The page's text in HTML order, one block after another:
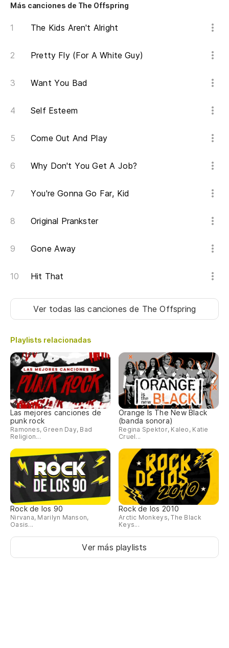
Más canciones de The Offspring
The Kids Aren't Alright
Pretty Fly (For A White Guy)
Want You Bad
Self Esteem
Come Out And Play
Why Don't You Get A Job?
You're Gonna Go Far, Kid
Original Prankster
Gone Away
Hit That
Ver todas las cancionesde The Offspring
Playlists relacionadas
Las mejores canciones de
punk rock
Ramones, Green Day, Bad
Religion...
Orange Is The New Black
(banda sonora)
Regina Spektor, Kaleo, Katie
Cruel...
Rock de los 90
Nirvana, Marilyn Manson,
Oasis...
Rock de los 2010
Arctic Monkeys, The Black
Keys...
Ver más playlists